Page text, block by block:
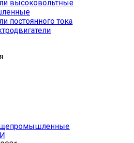
высоковольтные
постоянного тока